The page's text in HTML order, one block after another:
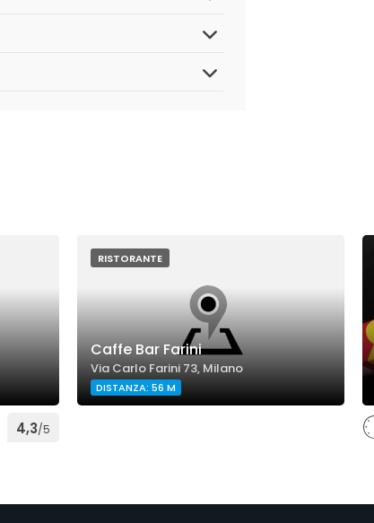
4,3/5
RISTORANTE
Caffe Bar Farini
Via Carlo Farini 73, Milano
DISTANZA: 56 M